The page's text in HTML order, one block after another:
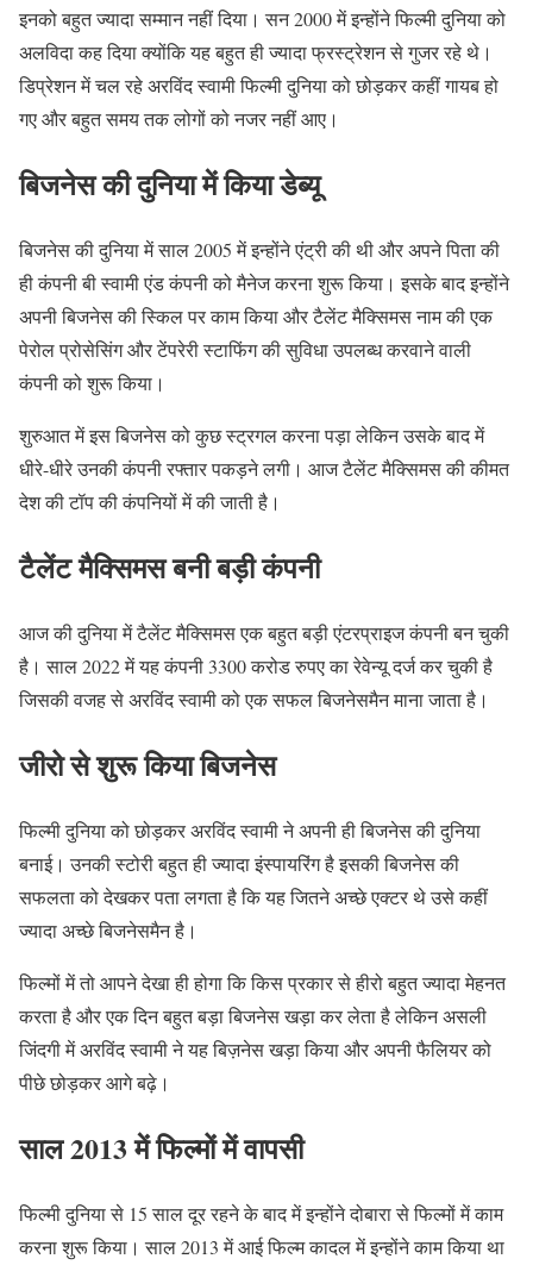
इनको बहुत ज्यादा सम्मान नहीं दिया। सन 2000 में इन्होंने फिल्मी दुनिया को
अलविदा कह दिया क्योंकि यह बहुत ही ज्यादा फ्रस्ट्रेशन से गुजर रहे थे।
डिप्रेशन में चल रहे अरविंद स्वामी फिल्मी दुनिया को छोड़कर कहीं गायब हो
गए और बहुत समय तक लोगों को नजर नहीं आए।
बिजनेस की दुनिया में किया डेब्यू
बिजनेस की दुनिया में साल 2005 में इन्होंने एंट्री की थी और अपने पिता की
ही कंपनी बी स्वामी एंड कंपनी को मैनेज करना शुरू किया। इसके बाद इन्होंने
अपनी बिजनेस की स्किल पर काम किया और टैलेंट मैक्सिमस नाम की एक
पेरोल प्रोसेसिंग और टेंपरेरी स्टाफिंग की सुविधा उपलब्ध करवाने वाली
कंपनी को शुरू किया।
शुरुआत में इस बिजनेस को कुछ स्ट्रगल करना पड़ा लेकिन उसके बाद में
धीरे-धीरे उनकी कंपनी रफ्तार पकड़ने लगी। आज टैलेंट मैक्सिमस की कीमत
देश की टॉप की कंपनियों में की जाती है।
टैलेंट मैक्सिमस बनी बड़ी कंपनी
आज की दुनिया में टैलेंट मैक्सिमस एक बहुत बड़ी एंटरप्राइज कंपनी बन चुकी
है। साल 2022 में यह कंपनी 3300 करोड रुपए का रेवेन्यू दर्ज कर चुकी है
जिसकी वजह से अरविंद स्वामी को एक सफल बिजनेसमैन माना जाता है।
जीरो से शुरू किया बिजनेस
फिल्मी दुनिया को छोड़कर अरविंद स्वामी ने अपनी ही बिजनेस की दुनिया
बनाई। उनकी स्टोरी बहुत ही ज्यादा इंस्पायरिंग है इसकी बिजनेस की
सफलता को देखकर पता लगता है कि यह जितने अच्छे एक्टर थे उसे कहीं
ज्यादा अच्छे बिजनेसमैन है।
फिल्मों में तो आपने देखा ही होगा कि किस प्रकार से हीरो बहुत ज्यादा मेहनत
करता है और एक दिन बहुत बड़ा बिजनेस खड़ा कर लेता है लेकिन असली
जिंदगी में अरविंद स्वामी ने यह बिज़नेस खड़ा किया और अपनी फैलियर को
पीछे छोड़कर आगे बढ़े।
साल 2013 में फिल्मों में वापसी
फिल्मी दुनिया से 15 साल दूर रहने के बाद में इन्होंने दोबारा से फिल्मों में काम
करना शुरू किया। साल 2013 में आई फिल्म कादल में इन्होंने काम किया था